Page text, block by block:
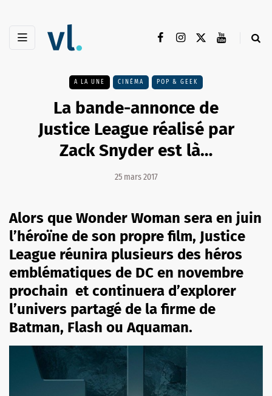
A LA UNE CINÉMA POP & GEEK
La bande-annonce de
Justice League réalisé par
Zack Snyder est là…
25 mars 2017
Alors que Wonder Woman sera en juin
l’héroïne de son propre film, Justice
League réunira plusieurs des héros
emblématiques de DC en novembre
prochain et continuera d’explorer
l’univers partagé de la firme de
Batman, Flash ou Aquaman.